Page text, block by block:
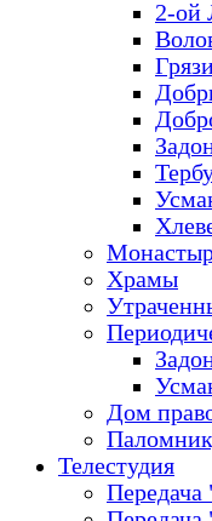
2-ой
Храмы
Дом
Телестудия